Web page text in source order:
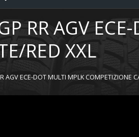
RR AGV
RED XXL
AGV ECE-DOT MULTI MPLK COMPETIZIONE